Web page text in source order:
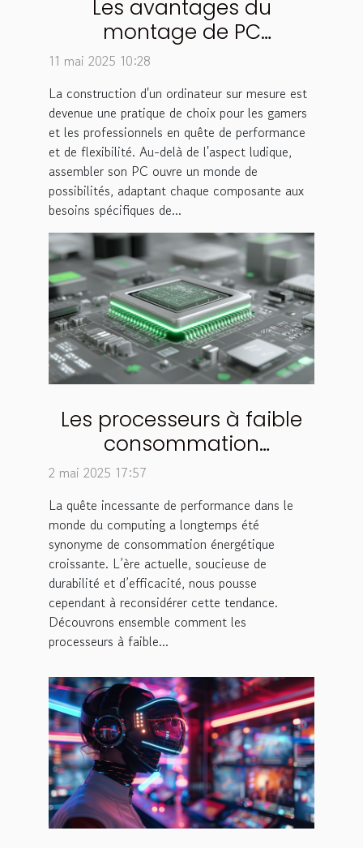
Les avantages du
montage de PC
personnalisé pour les
gamers et professionnels
11 mai 2025 10:28
La construction d'un ordinateur sur mesure est
devenue une pratique de choix pour les gamers
et les professionnels en quête de performance
et de flexibilité. Au-delà de l'aspect ludique,
assembler son PC ouvre un monde de
possibilités, adaptant chaque composante aux
besoins spécifiques de...
Les processeurs à faible
consommation
énergétique sont-ils
2 mai 2025 17:57
La quête incessante de performance dans le
monde du computing a longtemps été
synonyme de consommation énergétique
croissante. L’ère actuelle, soucieuse de
durabilité et d’efficacité, nous pousse
cependant à reconsidérer cette tendance.
Découvrons ensemble comment les
processeurs à faible...